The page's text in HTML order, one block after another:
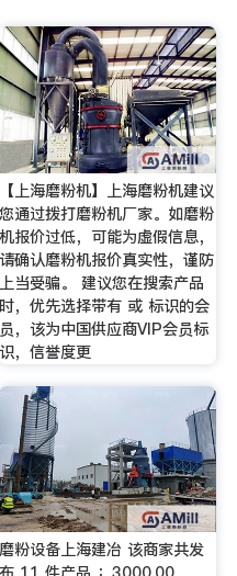
【上海磨粉机】上海磨粉机建议
您通过拨打磨粉机厂家。如磨粉
机报价过低，可能为虚假信息，
请确认磨粉机报价真实性，谨防
上当受骗。 建议您在搜索产品
时，优先选择带有 或 标识的会
员，该为中国供应商VIP会员标
识，信誉度更
磨粉设备上海建冶 该商家共发